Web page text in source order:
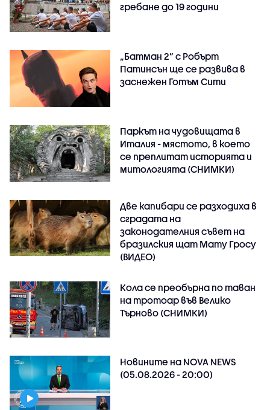
гребане до 19 години
„Батман 2“ с Робърт
Патинсън ще се развива в
заснежен Готъм Сити
Паркът на чудовищата в
Италия - мястото, в което
се преплитат историята и
митологията (СНИМКИ)
Две капибари се разходиха в
сградата на
законодателния съвет на
бразилския щат Мату Гросу
(ВИДЕО)
Кола се преобърна по таван
на тротоар във Велико
Търново (СНИМКИ)
Новините на NOVA NEWS
(05.08.2026 - 20:00)